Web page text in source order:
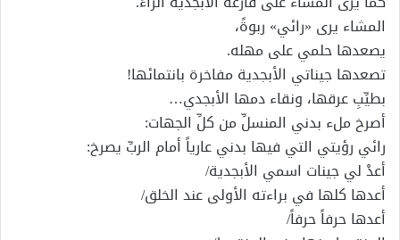
المشاء يرى «رائي» ربوةً،
يصعدها حلمي على مهله.
تصعدها جيناتي الأبجدية مفاخرة بانتمائها!
بطيِّبِ عرقها، ونقاء دمها الأبجدي…
أصرخ ملء بدني المنسلِّ من كلِّ الجهات:
رائي رؤيتي التي فيها بدني عارياً أمام الربِّ يصرخ:
أعدْ لي جينات اسمي الأبجدية/
أعدها كلها في براءته الأولى عند الخلق/
أعدها حرفاً حرفاً/